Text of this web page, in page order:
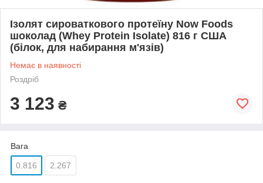
Ізолят сироваткового протеїну Now Foods
шоколад (Whey Protein Isolate) 816 г США
(білок, для набирання м'язів)
Немає в наявності
Роздріб
3 123 ₴
Вага
0.816 2.267